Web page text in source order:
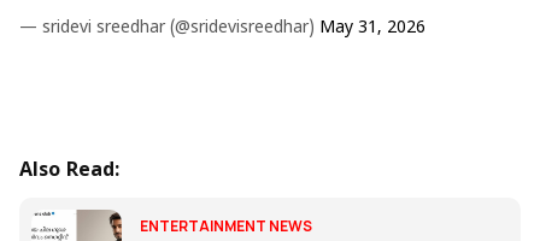
— sridevi sreedhar (@sridevisreedhar) May 31, 2026
Also Read:
ENTERTAINMENT NEWS